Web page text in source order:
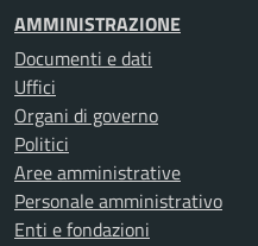
AMMINISTRAZIONE
Documenti e dati
Uffici
Organi di governo
Politici
Aree amministrative
Personale amministrativo
Enti e fondazioni